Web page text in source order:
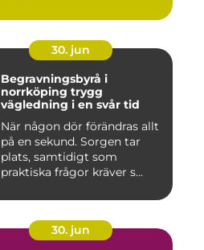
30. jun
Begravningsbyrå i
norrköping trygg
vägledning i en svår tid
När någon dör förändras allt
på en sekund. Sorgen tar
plats, samtidigt som
praktiska frågor kräver s...
30. jun